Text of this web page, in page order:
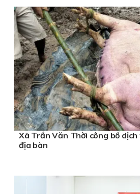
Xã Trần Văn Thời công bố
địa bàn